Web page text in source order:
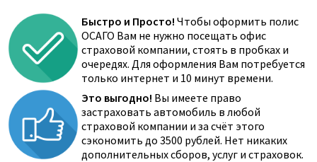
Быстро и Просто! Чтобы оформить полис
ОСАГО Вам не нужно посещать офис
страховой компании, стоять в пробках и
очередях. Для оформления Вам потребуется
только интернет и 10 минут времени.
Это выгодно! Вы имеете право
застраховать автомобиль в любой
страховой компании и за счёт этого
сэкономить до 3500 рублей. Нет никаких
дополнительных сборов, услуг и страховок.